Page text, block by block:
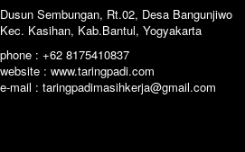
Dusun Sembungan, Rt.02, Desa Bangunjiwo
Kec. Kasihan, Kab.Bantul, Yogyakarta
phone : +62 8175410837
website : www.taringpadi.com
e-mail : taringpadimasihkerja@gmail.com